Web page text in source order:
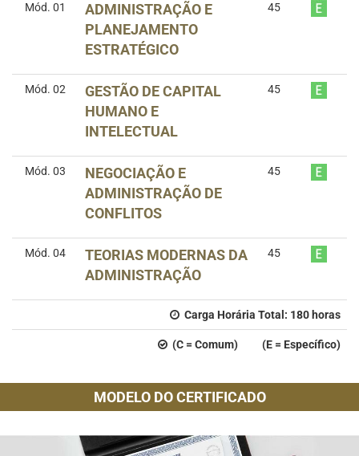
Mód. 01
ADMINISTRAÇÃO E
PLANEJAMENTO
ESTRATÉGICO
45
Mód. 02
GESTÃO DE CAPITAL
HUMANO E
INTELECTUAL
45
Mód. 03
NEGOCIAÇÃO E
ADMINISTRAÇÃO DE
CONFLITOS
45
Mód. 04
TEORIAS MODERNAS DA
ADMINISTRAÇÃO
45
Carga Horária Total: 180 horas
(C = Comum) (E = Específico)
MODELO DO CERTIFICADO